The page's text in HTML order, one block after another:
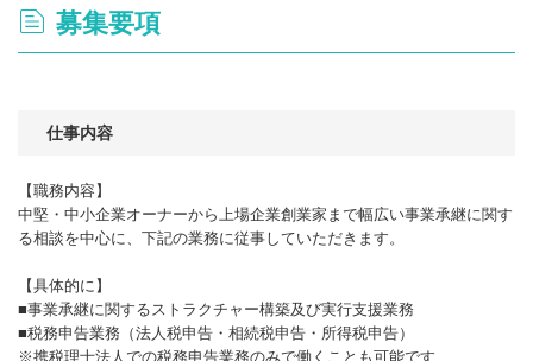
募集要項
仕事内容
【職務内容】
中堅・中小企業オーナーから上場企業創業家まで幅広い事業承継に関す
る相談を中心に、下記の業務に従事していただきます。
【具体的に】
■事業承継に関するストラクチャー構築及び実行支援業務
■税務申告業務（法人税申告・相続税申告・所得税申告）
※携税理士法人での税務申告業務のみで働くことも可能です